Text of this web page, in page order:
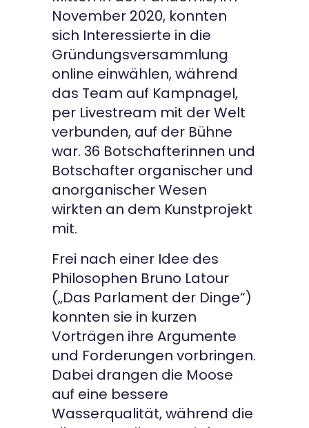
November 2020, konnten
sich Interessierte in die
Gründungsversammlung
online einwählen, während
das Team auf Kampnagel,
per Livestream mit der Welt
verbunden, auf der Bühne
war. 36 Botschafterinnen und
Botschafter organischer und
anorganischer Wesen
wirkten an dem Kunstprojekt
mit.
Frei nach einer Idee des
Philosophen Bruno Latour
(„Das Parlament der Dinge“)
konnten sie in kurzen
Vorträgen ihre Argumente
und Forderungen vorbringen.
Dabei drangen die Moose
auf eine bessere
Wasserqualität, während die